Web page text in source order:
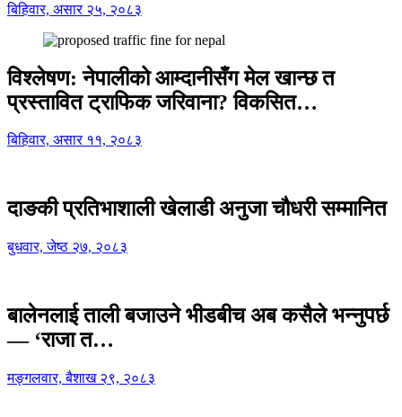
बिहिवार, असार २५, २०८३
विश्लेषण: नेपालीको आम्दानीसँग मेल खान्छ त
प्रस्तावित ट्राफिक जरिवाना? विकसित…
बिहिवार, असार ११, २०८३
दाङकी प्रतिभाशाली खेलाडी अनुजा चौधरी सम्मानित
बुधवार, जेष्ठ २७, २०८३
बालेनलाई ताली बजाउने भीडबीच अब कसैले भन्नुपर्छ
— ‘राजा त…
मङ्गलवार, बैशाख २९, २०८३